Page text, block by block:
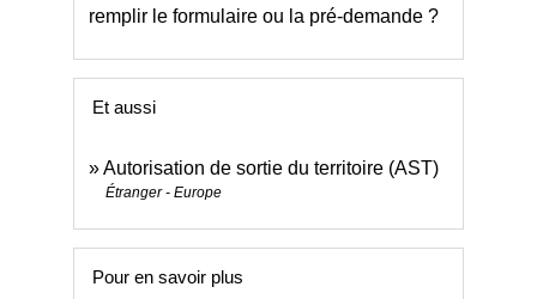
remplir le formulaire ou la pré-demande ?
Et aussi
Autorisation de sortie du territoire (AST)
Étranger - Europe
Pour en savoir plus